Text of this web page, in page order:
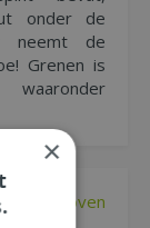
onder de
neemt de
Grenen is
Naar boven
×